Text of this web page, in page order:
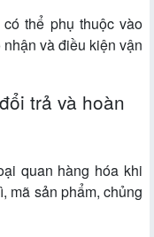
thể phụ thuộc vào
và điều kiện vận
trả và hoàn
quan hàng hóa khi
mã sản phẩm, chủng